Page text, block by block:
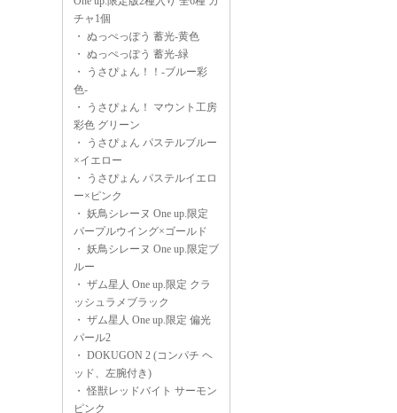
チャ1個
・ ぬっぺっぽう 蓄光-黄色
・ ぬっぺっぽう 蓄光-緑
・
うさぴょん！！-ブルー彩
色-
・
うさぴょん！ マウント工房
彩色 グリーン
・
うさぴょん パステルブルー
×イエロー
・
うさぴょん パステルイエロ
ー×ピンク
・ 妖鳥シレーヌ One up.限定
パープルウイング×ゴールド
・ 妖鳥シレーヌ One up.限定ブ
ルー
・ ザム星人 One up.限定 クラ
ッシュラメブラック
・ ザム星人 One up.限定 偏光
パール2
・ DOKUGON 2 (コンパチ ヘ
ッド、左腕付き)
・怪獣レッドバイト サーモン
ピンク